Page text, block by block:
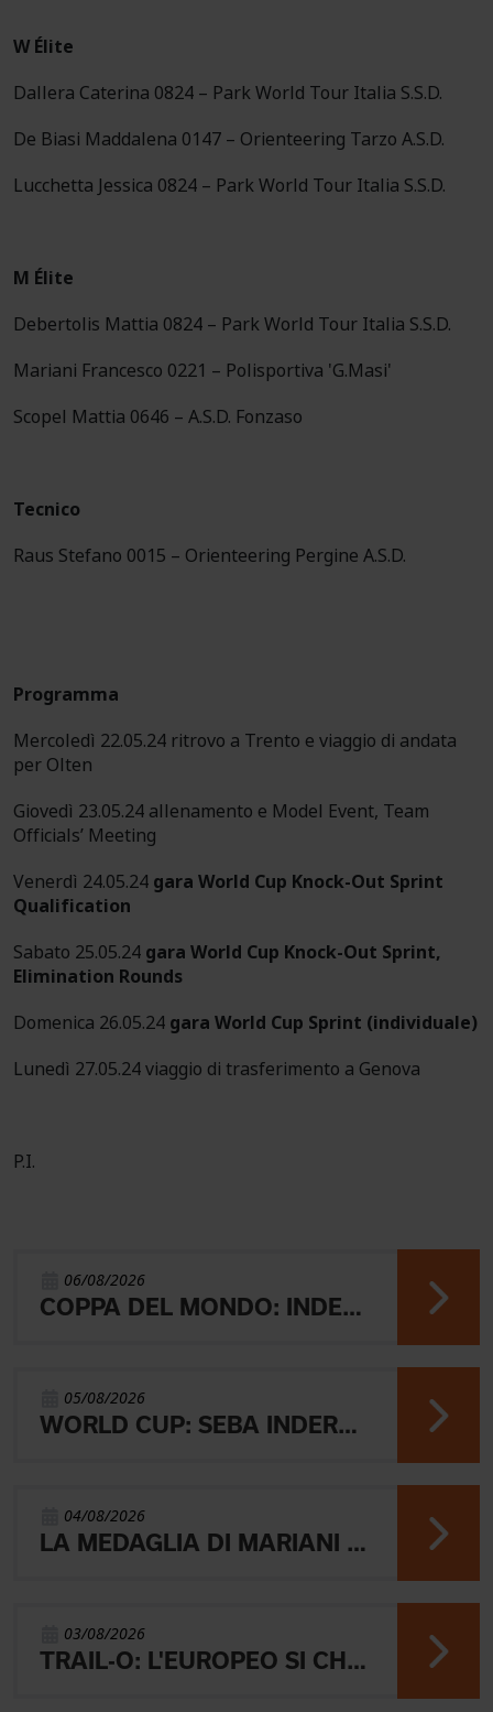
06/08/2026
COPPA DEL MONDO: INDERST 45° VINCONO AEBERSOLD E SVENSK
05/08/2026
WORLD CUP: SEBA INDERST ACCEDE ALLA FINALE A
04/08/2026
LA MEDAGLIA DI MARIANI E QUEL RICORDO CHE NON SVANISCE.
03/08/2026
TRAIL-O: L'EUROPEO SI CHIUDE CON L'ARGENTO JUNIOR, IL 4° PARALIMPICO E 5° OPEN
W Élite
Dallera Caterina 0824 – Park World Tour Italia S.S.D.
De Biasi Maddalena 0147 – Orienteering Tarzo A.S.D.
Lucchetta Jessica 0824 – Park World Tour Italia S.S.D.
M Élite
Debertolis Mattia 0824 – Park World Tour Italia S.S.D.
Mariani Francesco 0221 – Polisportiva 'G.Masi'
Scopel Mattia 0646 – A.S.D. Fonzaso
Tecnico
Raus Stefano 0015 – Orienteering Pergine A.S.D.
Programma
Mercoledì 22.05.24 ritrovo a Trento e viaggio di andata
per Olten
Giovedì 23.05.24 allenamento e Model Event, Team
Officials’ Meeting
Venerdì 24.05.24 gara World Cup Knock-Out Sprint
Qualification
Sabato 25.05.24 gara World Cup Knock-Out Sprint,
Elimination Rounds
Domenica 26.05.24 gara World Cup Sprint (individuale)
Lunedì 27.05.24 viaggio di trasferimento a Genova
P.I.